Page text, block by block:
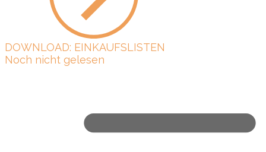
DOWNLOAD: EINKAUFSLISTEN
Noch nicht gelesen